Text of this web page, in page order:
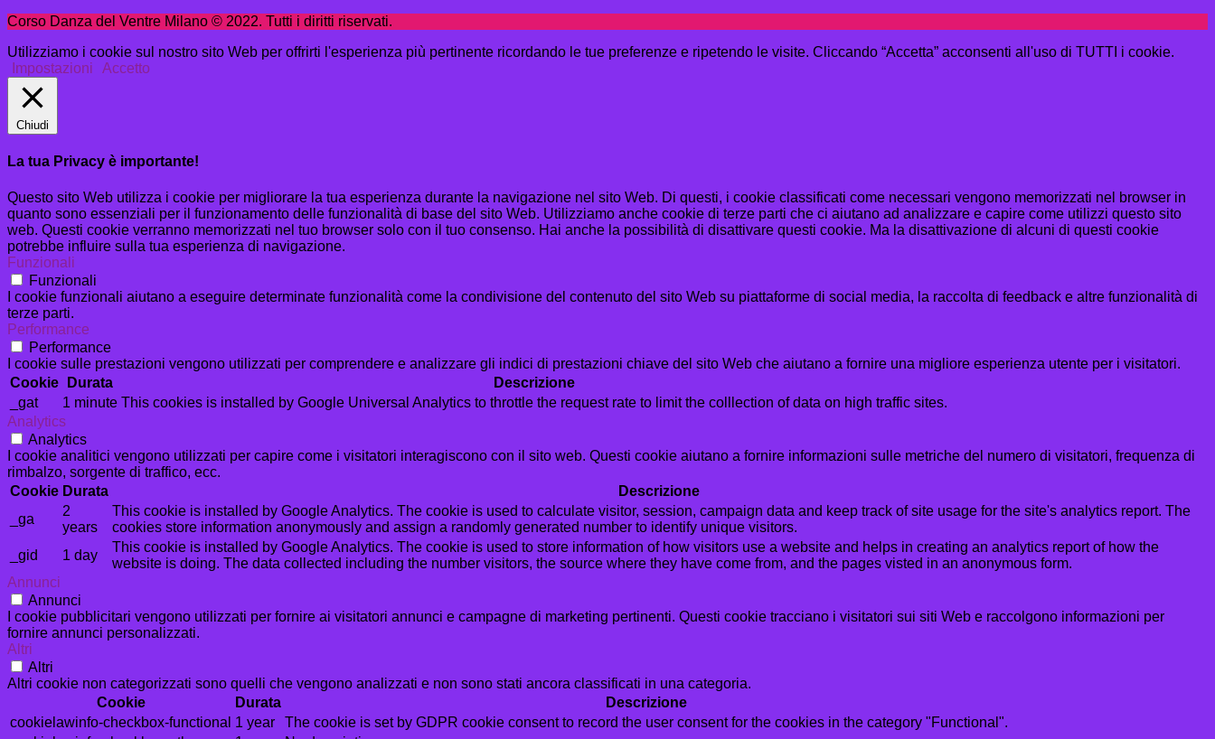
Corso Danza del Ventre Milano © 2022. Tutti i diritti riservati.
Utilizziamo i cookie sul nostro sito Web per offrirti l'esperienza più pertinente ricordando le tue preferenze e ripetendo le visite. Cliccando “Accetta” acconsenti all'uso di TUTTI i cookie.
Impostazioni
Accetto
Chiudi
La tua Privacy è importante!
Questo sito Web utilizza i cookie per migliorare la tua esperienza durante la navigazione nel sito Web. Di questi, i cookie classificati come necessari vengono memorizzati nel browser in
quanto sono essenziali per il funzionamento delle funzionalità di base del sito Web. Utilizziamo anche cookie di terze parti che ci aiutano ad analizzare e capire come utilizzi questo sito
web. Questi cookie verranno memorizzati nel tuo browser solo con il tuo consenso. Hai anche la possibilità di disattivare questi cookie. Ma la disattivazione di alcuni di questi cookie
potrebbe influire sulla tua esperienza di navigazione.
Funzionali
Funzionali
I cookie funzionali aiutano a eseguire determinate funzionalità come la condivisione del contenuto del sito Web su piattaforme di social media, la raccolta di feedback e altre funzionalità di
terze parti.
Performance
Performance
I cookie sulle prestazioni vengono utilizzati per comprendere e analizzare gli indici di prestazioni chiave del sito Web che aiutano a fornire una migliore esperienza utente per i visitatori.
Cookie
Durata
Descrizione
_gat
1 minute This cookies is installed by Google Universal Analytics to throttle the request rate to limit the colllection of data on high traffic sites.
Analytics
Analytics
I cookie analitici vengono utilizzati per capire come i visitatori interagiscono con il sito web. Questi cookie aiutano a fornire informazioni sulle metriche del numero di visitatori, frequenza di
rimbalzo, sorgente di traffico, ecc.
Cookie Durata
Descrizione
_ga
2
years
This cookie is installed by Google Analytics. The cookie is used to calculate visitor, session, campaign data and keep track of site usage for the site's analytics report. The
cookies store information anonymously and assign a randomly generated number to identify unique visitors.
_gid
1 day
This cookie is installed by Google Analytics. The cookie is used to store information of how visitors use a website and helps in creating an analytics report of how the
website is doing. The data collected including the number visitors, the source where they have come from, and the pages visted in an anonymous form.
Annunci
Annunci
I cookie pubblicitari vengono utilizzati per fornire ai visitatori annunci e campagne di marketing pertinenti. Questi cookie tracciano i visitatori sui siti Web e raccolgono informazioni per
fornire annunci personalizzati.
Altri
Altri
Altri cookie non categorizzati sono quelli che vengono analizzati e non sono stati ancora classificati in una categoria.
Cookie
Durata
Descrizione
cookielawinfo-checkbox-functional 1 year
The cookie is set by GDPR cookie consent to record the user consent for the cookies in the category "Functional".